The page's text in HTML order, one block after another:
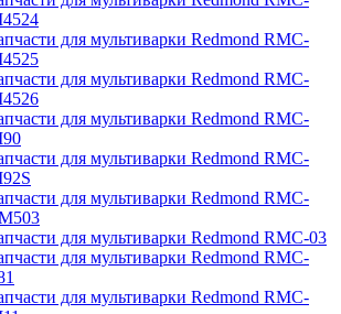
для мультиварки Redmond RMC-
для мультиварки Redmond RMC-
для мультиварки Redmond RMC-
для мультиварки Redmond RMC-
для мультиварки Redmond RMC-
для мультиварки Redmond RMC-03
для мультиварки Redmond RMC-
для мультиварки Redmond RMC-